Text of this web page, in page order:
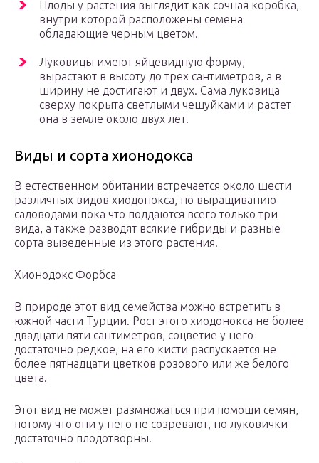
Плоды у растения выглядит как сочная коробка,
внутри которой расположены семена
обладающие черным цветом.
Луковицы имеют яйцевидную форму,
вырастают в высоту до трех сантиметров, а в
ширину не достигают и двух. Сама луковица
сверху покрыта светлыми чешуйками и растет
она в земле около двух лет.
Виды и сорта хионодокса
В естественном обитании встречается около шести
различных видов хиодонокса, но выращиванию
садоводами пока что поддаются всего только три
вида, а также разводят всякие гибриды и разные
сорта выведенные из этого растения.
Хионодокс Форбса
В природе этот вид семейства можно встретить в
южной части Турции. Рост этого хиодонокса не более
двадцати пяти сантиметров, соцветие у него
достаточно редкое, на его кисти распускается не
более пятнадцати цветков розового или же белого
цвета.
Этот вид не может размножаться при помощи семян,
потому что они у него не созревают, но луковички
достаточно плодотворны.